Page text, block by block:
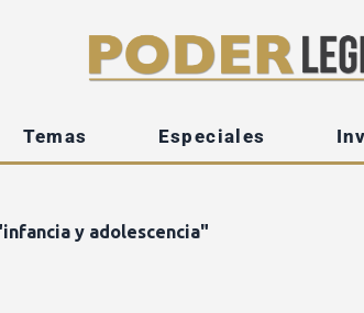
Temas Especiales
y adolescencia"